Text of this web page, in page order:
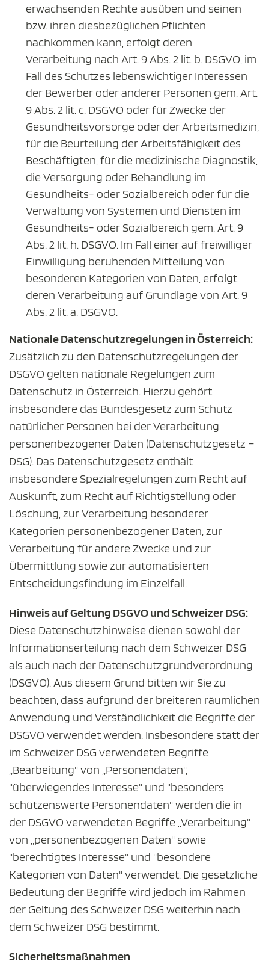
erwachsenden Rechte ausüben und seinen
bzw. ihren diesbezüglichen Pflichten
nachkommen kann, erfolgt deren
Verarbeitung nach Art. 9 Abs. 2 lit. b. DSGVO, im
Fall des Schutzes lebenswichtiger Interessen
der Bewerber oder anderer Personen gem. Art.
9 Abs. 2 lit. c. DSGVO oder für Zwecke der
Gesundheitsvorsorge oder der Arbeitsmedizin,
für die Beurteilung der Arbeitsfähigkeit des
Beschäftigten, für die medizinische Diagnostik,
die Versorgung oder Behandlung im
Gesundheits- oder Sozialbereich oder für die
Verwaltung von Systemen und Diensten im
Gesundheits- oder Sozialbereich gem. Art. 9
Abs. 2 lit. h. DSGVO. Im Fall einer auf freiwilliger
Einwilligung beruhenden Mitteilung von
besonderen Kategorien von Daten, erfolgt
deren Verarbeitung auf Grundlage von Art. 9
Abs. 2 lit. a. DSGVO.
Nationale Datenschutzregelungen in Österreich:
Zusätzlich zu den Datenschutzregelungen der
DSGVO gelten nationale Regelungen zum
Datenschutz in Österreich. Hierzu gehört
insbesondere das Bundesgesetz zum Schutz
natürlicher Personen bei der Verarbeitung
personenbezogener Daten (Datenschutzgesetz –
DSG). Das Datenschutzgesetz enthält
insbesondere Spezialregelungen zum Recht auf
Auskunft, zum Recht auf Richtigstellung oder
Löschung, zur Verarbeitung besonderer
Kategorien personenbezogener Daten, zur
Verarbeitung für andere Zwecke und zur
Übermittlung sowie zur automatisierten
Entscheidungsfindung im Einzelfall.
Hinweis auf Geltung DSGVO und Schweizer DSG:
Diese Datenschutzhinweise dienen sowohl der
Informationserteilung nach dem Schweizer DSG
als auch nach der Datenschutzgrundverordnung
(DSGVO). Aus diesem Grund bitten wir Sie zu
beachten, dass aufgrund der breiteren räumlichen
Anwendung und Verständlichkeit die Begriffe der
DSGVO verwendet werden. Insbesondere statt der
im Schweizer DSG verwendeten Begriffe
„Bearbeitung" von „Personendaten",
"überwiegendes Interesse" und "besonders
schützenswerte Personendaten" werden die in
der DSGVO verwendeten Begriffe „Verarbeitung"
von „personenbezogenen Daten" sowie
"berechtigtes Interesse" und "besondere
Kategorien von Daten" verwendet. Die gesetzliche
Bedeutung der Begriffe wird jedoch im Rahmen
der Geltung des Schweizer DSG weiterhin nach
dem Schweizer DSG bestimmt.
Sicherheitsmaßnahmen